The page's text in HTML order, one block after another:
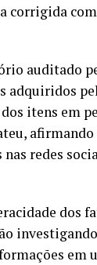
corrigida
auditado
adquiridos
itens em
redes
dos
em